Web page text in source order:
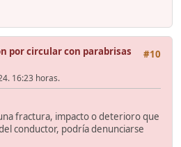
#10
por circular con parabrisas
16:23 horas.
fractura, impacto o deterioro que
conductor, podría denunciarse